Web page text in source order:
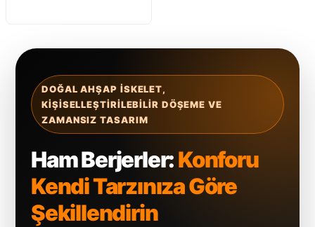
DOĞAL AHŞAP ISKELET,
KIŞISELLEŞTIRILEBILIR DÖŞEME VE
ZAMANSIZ TASARIM
Ham Berjerler:Konforu
Kendi Tarzınıza Göre
Şekillendirin